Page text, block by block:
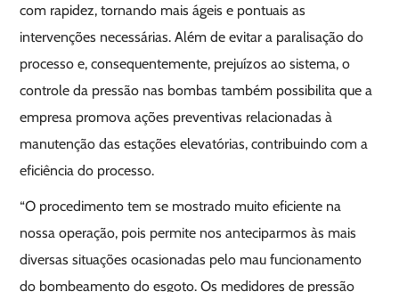
com rapidez, tornando mais ágeis e pontuais as
intervenções necessárias. Além de evitar a paralisação do
processo e, consequentemente, prejuízos ao sistema, o
controle da pressão nas bombas também possibilita que a
empresa promova ações preventivas relacionadas à
manutenção das estações elevatórias, contribuindo com a
eficiência do processo.
“O procedimento tem se mostrado muito eficiente na
nossa operação, pois permite nos anteciparmos às mais
diversas situações ocasionadas pelo mau funcionamento
do bombeamento do esgoto. Os medidores de pressão